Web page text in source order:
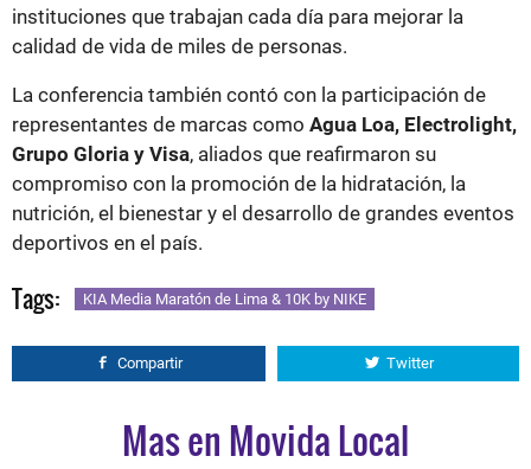
instituciones que trabajan cada día para mejorar la
calidad de vida de miles de personas.
La conferencia también contó con la participación de
representantes de marcas como Agua Loa, Electrolight,
Grupo Gloria y Visa, aliados que reafirmaron su
compromiso con la promoción de la hidratación, la
nutrición, el bienestar y el desarrollo de grandes eventos
deportivos en el país.
Tags: KIA Media Maratón de Lima & 10K by NIKE
Compartir Twitter
Mas en Movida Local